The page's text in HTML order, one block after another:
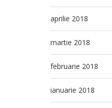
aprilie 2018
martie 2018
februarie 2018
ianuarie 2018